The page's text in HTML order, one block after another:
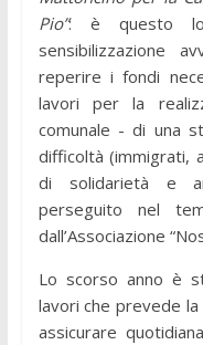
Pio”: è questo lo
sensibilizzazione
reperire i fondi
lavori per la
comunale - di una
difficoltà (immigrati,
di solidarietà e
perseguito nel
dall’Associazione
Lo scorso anno è
lavori che prevede
assicurare